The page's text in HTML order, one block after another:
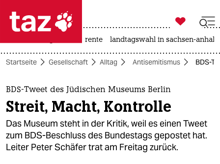
 taz zahl ich
taz zahl ich
themen
politik
öko

taz zahl ich
rente landtagswahl in sachsen-anhalt
Startseite Gesellschaft Alltag Antisemitismus BDS-
BDS-Tweet des Jüdischen Museums Berlin
Streit, Macht, Kontrolle
Das Museum steht in der Kritik, weil es einen Tweet
zum BDS-Beschluss des Bundestags gepostet hat.
Leiter Peter Schäfer trat am Freitag zurück.